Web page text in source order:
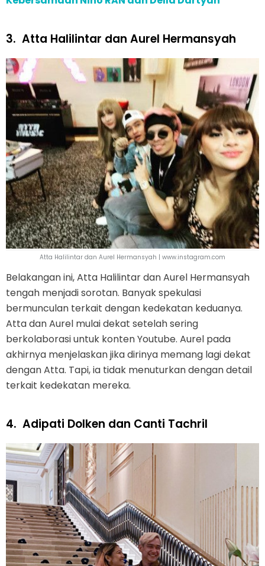
3. Atta Halilintar dan Aurel Hermansyah
Atta Halilintar dan Aurel Hermansyah | www.instagram.com
Belakangan ini, Atta Halilintar dan Aurel Hermansyah
tengah menjadi sorotan. Banyak spekulasi
bermunculan terkait dengan kedekatan keduanya.
Atta dan Aurel mulai dekat setelah sering
berkolaborasi untuk konten Youtube. Aurel pada
akhirnya menjelaskan jika dirinya memang lagi dekat
dengan Atta. Tapi, ia tidak menuturkan dengan detail
terkait kedekatan mereka.
4. Adipati Dolken dan Canti Tachril